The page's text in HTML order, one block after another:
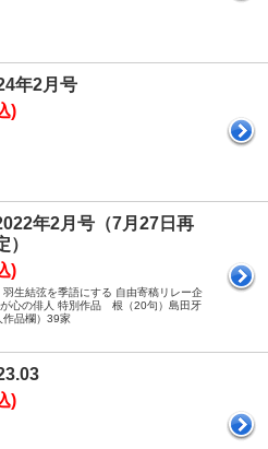
年2月号
)
年2月号（7月27日再
）
)
生結弦を季語にする 自由寄稿リレー企
心の俳人 特別作品 根（20句）島田牙
作品欄）39家
)